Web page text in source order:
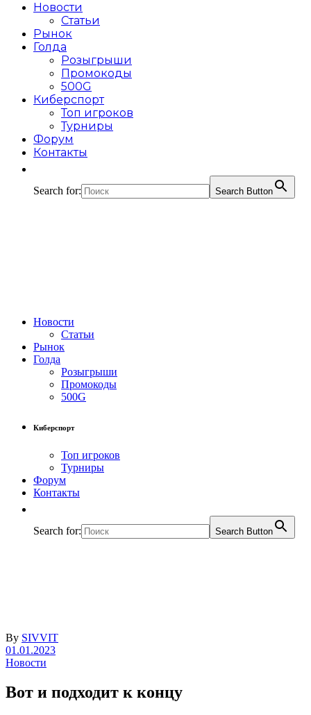
Новости
Статьи
Рынок
Голда
Розыгрыши
Промокоды
500G
Киберспорт
Топ игроков
Турниры
Форум
Контакты
Search for: Search Button
Новости
Статьи
Рынок
Голда
Розыгрыши
Промокоды
500G
Киберспорт
Топ игроков
Турниры
Форум
Контакты
Search for: Search Button
By SIVVIT
01.01.2023
Новости
Вот и подходит к концу